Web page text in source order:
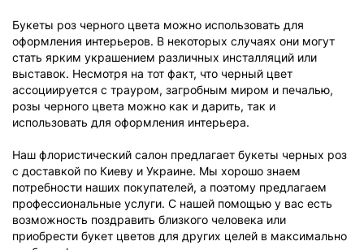
Букеты роз черного цвета можно использовать для
оформления интерьеров. В некоторых случаях они могут
стать ярким украшением различных инсталляций или
выставок. Несмотря на тот факт, что черный цвет
ассоциируется с трауром, загробным миром и печалью,
розы черного цвета можно как и дарить, так и
использовать для оформления интерьера.
Наш флористический салон предлагает букеты черных роз
с доставкой по Киеву и Украине. Мы хорошо знаем
потребности наших покупателей, а поэтому предлагаем
профессиональные услуги. С нашей помощью у вас есть
возможность поздравить близкого человека или
приобрести букет цветов для других целей в максимально